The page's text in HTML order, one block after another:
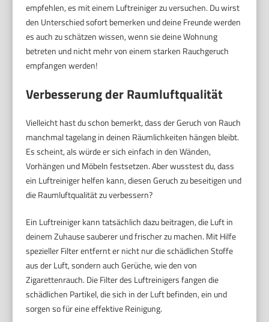
empfehlen, es mit einem Luftreiniger zu versuchen. Du wirst
den Unterschied sofort bemerken und deine Freunde werden
es auch zu schätzen wissen, wenn sie deine Wohnung
betreten und nicht mehr von einem starken Rauchgeruch
empfangen werden!
Verbesserung der Raumluftqualität
Vielleicht hast du schon bemerkt, dass der Geruch von Rauch
manchmal tagelang in deinen Räumlichkeiten hängen bleibt.
Es scheint, als würde er sich einfach in den Wänden,
Vorhängen und Möbeln festsetzen. Aber wusstest du, dass
ein Luftreiniger helfen kann, diesen Geruch zu beseitigen und
die Raumluftqualität zu verbessern?
Ein Luftreiniger kann tatsächlich dazu beitragen, die Luft in
deinem Zuhause sauberer und frischer zu machen. Mit Hilfe
spezieller Filter entfernt er nicht nur die schädlichen Stoffe
aus der Luft, sondern auch Gerüche, wie den von
Zigarettenrauch. Die Filter des Luftreinigers fangen die
schädlichen Partikel, die sich in der Luft befinden, ein und
sorgen so für eine effektive Reinigung.